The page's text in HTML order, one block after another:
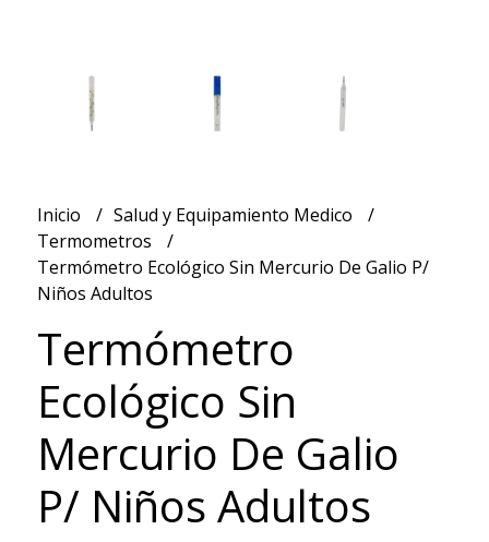
Inicio
Salud y Equipamiento Medico
Termometros
Termómetro Ecológico Sin Mercurio De Galio P/
Niños Adultos
Termómetro
Ecológico Sin
Mercurio De Galio
P/ Niños Adultos